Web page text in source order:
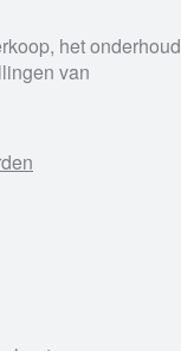
het onderhoud
van